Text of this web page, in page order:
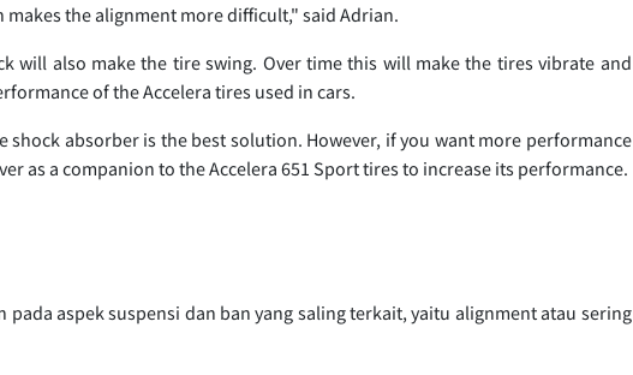
the alignment more difficult," said Adrian.
will also make the tire swing. Over time this will make the tires vibrate and
of the Accelera tires used in cars.
shock absorber is the best solution. However, if you want more performance
as a companion to the Accelera 651 Sport tires to increase its performance.
aspek suspensi dan ban yang saling terkait, yaitu alignment atau sering